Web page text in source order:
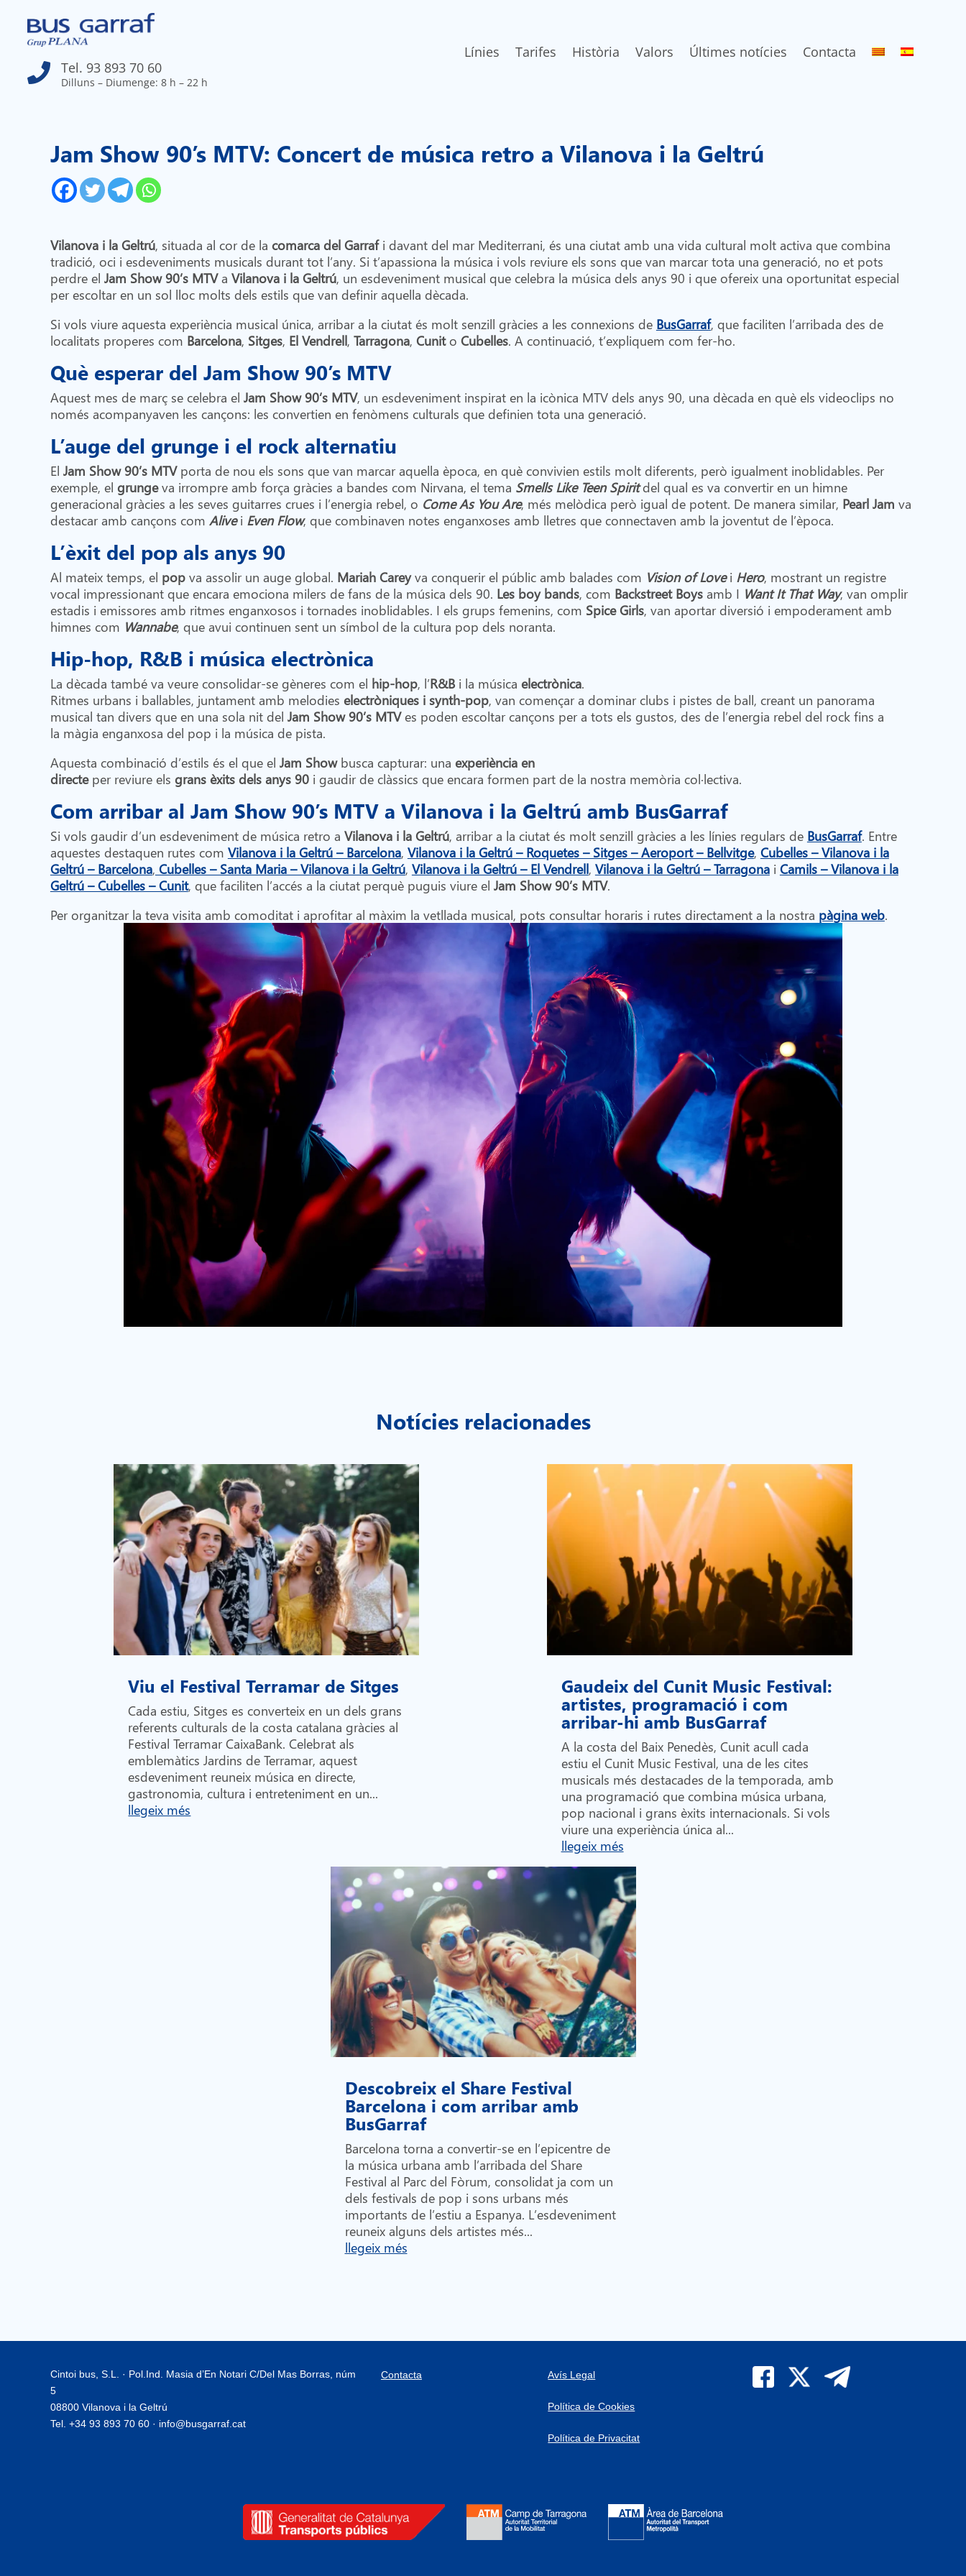
 Tel. 93 893 70 60
Dilluns – Diumenge: 8 h – 22 h
Línies Tarifes Història Valors Últimes notícies Contacta
Jam Show 90’s MTV: Concert de música retro a Vilanova i la Geltrú
Vilanova i la Geltrú, situada al cor de la comarca del Garrafi davant del mar Mediterrani, és una ciutat amb una vida cultural molt activa que combina
tradició, oci i esdeveniments musicals durant tot l’any. Si t’apassiona la música i vols reviure els sons que van marcar tota una generació, no et pots
perdre el Jam Show 90’s MTVa Vilanova i la Geltrú, un esdeveniment musical que celebra la música dels anys 90 i que ofereix una oportunitat especial
per escoltar en un sol lloc molts dels estils que van definir aquella dècada.
Si vols viure aquesta experiència musical única, arribar a la ciutat és molt senzill gràcies a les connexions de BusGarraf, que faciliten l’arribada des de
localitats properes com Barcelona, Sitges, El Vendrell, Tarragona, Cunito Cubelles. A continuació, t’expliquem com fer-ho.
Què esperar del Jam Show 90’s MTV
Aquest mes de març se celebra el Jam Show 90’s MTV, un esdeveniment inspirat en la icònica MTV dels anys 90, una dècada en què els videoclips no
només acompanyaven les cançons: les convertien en fenòmens culturals que definien tota una generació.
L’auge del grunge i el rock alternatiu
El Jam Show 90’s MTVporta de nou els sons que van marcar aquella època, en què convivien estils molt diferents, però igualment inoblidables. Per
exemple, el grungeva irrompre amb força gràcies a bandes com Nirvana, el tema Smells Like Teen Spiritdel qual es va convertir en un himne
generacional gràcies a les seves guitarres crues i l’energia rebel, o Come As You Are, més melòdica però igual de potent. De manera similar, Pearl Jam va
destacar amb cançons com Alivei Even Flow, que combinaven notes enganxoses amb lletres que connectaven amb la joventut de l’època.
L’èxit del pop als anys 90
Al mateix temps, el popva assolir un auge global. Mariah Careyva conquerir el públic amb balades com Vision of Love i Hero, mostrant un registre
vocal impressionant que encara emociona milers de fans de la música dels 90. Les boy bands, com Backstreet Boys amb I Want It That Way, van omplir
estadis i emissores amb ritmes enganxosos i tornades inoblidables. I els grups femenins, com Spice Girls, van aportar diversió i empoderament amb
himnes com Wannabe, que avui continuen sent un símbol de la cultura pop dels noranta.
Hip-hop, R&B i música electrònica
La dècada també va veure consolidar-se gèneres com el hip-hop, l’R&B i la música electrònica.
Ritmes urbans i ballables, juntament amb melodies electròniques i synth-pop, van començar a dominar clubs i pistes de ball, creant un panorama
musical tan divers que en una sola nit del Jam Show 90’s MTVes poden escoltar cançons per a tots els gustos, des de l’energia rebel del rock fins a
la màgia enganxosa del pop i la música de pista.
Aquesta combinació d’estils és el que el Jam Showbusca capturar: una experiència en
directeper reviure els grans èxits dels anys 90i gaudir de clàssics que encara formen part de la nostra memòria col·lectiva.
Com arribar al Jam Show 90’s MTV a Vilanova i la Geltrú amb BusGarraf
Si vols gaudir d’un esdeveniment de música retro a Vilanova i la Geltrú, arribar a la ciutat és molt senzill gràcies a les línies regulars de BusGarraf. Entre
aquestes destaquen rutes com Vilanova i la Geltrú – Barcelona, Vilanova i la Geltrú – Roquetes – Sitges – Aeroport – Bellvitge, Cubelles – Vilanova i la
Geltrú – Barcelona, Cubelles – Santa Maria – Vilanova i la Geltrú, Vilanova i la Geltrú – El Vendrell, Vilanova i la Geltrú – Tarragonai Camils – Vilanova i la
Geltrú – Cubelles – Cunit, que faciliten l’accés a la ciutat perquè puguis viure el Jam Show 90’s MTV.
Per organitzar la teva visita amb comoditat i aprofitar al màxim la vetllada musical, pots consultar horaris i rutes directament a la nostra pàgina web.
Notícies relacionades
Viu el Festival Terramar de Sitges
Cada estiu, Sitges es converteix en un dels grans
referents culturals de la costa catalana gràcies al
Festival Terramar CaixaBank. Celebrat als
emblemàtics Jardins de Terramar, aquest
esdeveniment reuneix música en directe,
gastronomia, cultura i entreteniment en un...
llegeix més
Gaudeix del Cunit Music Festival:
artistes, programació i com
arribar-hi amb BusGarraf
A la costa del Baix Penedès, Cunit acull cada
estiu el Cunit Music Festival, una de les cites
musicals més destacades de la temporada, amb
una programació que combina música urbana,
pop nacional i grans èxits internacionals. Si vols
viure una experiència única al...
llegeix més
Descobreix el Share Festival
Barcelona i com arribar amb
BusGarraf
Barcelona torna a convertir-se en l’epicentre de
la música urbana amb l’arribada del Share
Festival al Parc del Fòrum, consolidat ja com un
dels festivals de pop i sons urbans més
importants de l’estiu a Espanya. L’esdeveniment
reuneix alguns dels artistes més...
llegeix més
Cintoi bus, S.L. · Pol.Ind. Masia d’En Notari C/Del Mas Borras, núm
5
08800 Vilanova i la Geltrú
Tel. +34 93 893 70 60 · info@busgarraf.cat
Contacta Avís Legal
Política de Cookies
Política de Privacitat